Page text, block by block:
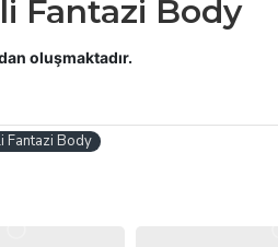
Fantazi Body
oluşmaktadır.
Fantazi Body